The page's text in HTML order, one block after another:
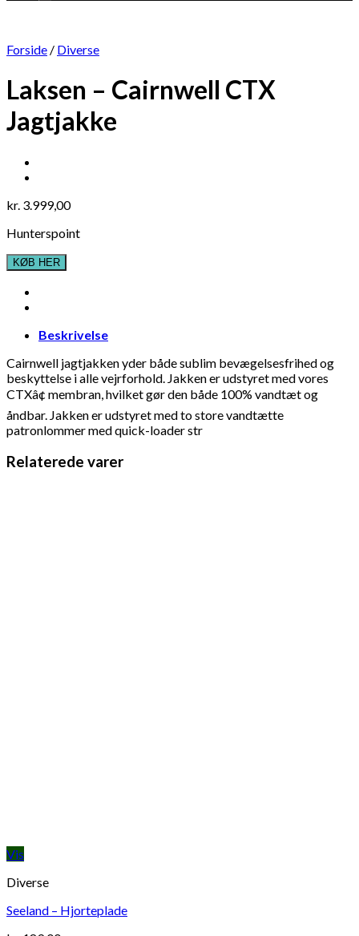
Forside / Diverse
Laksen – Cairnwell CTX
Jagtjakke
kr. 3.999,00
Hunterspoint
KØB HER
Beskrivelse
Cairnwell jagtjakken yder både sublim bevægelsesfrihed og
beskyttelse i alle vejrforhold. Jakken er udstyret med vores
CTXâ¢ membran, hvilket gør den både 100% vandtæt og
åndbar. Jakken er udstyret med to store vandtætte
patronlommer med quick-loader str
Relaterede varer
Vis
Diverse
Seeland – Hjorteplade